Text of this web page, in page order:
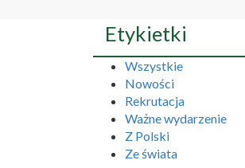
Etykietki
Wszystkie
Nowości
Rekrutacja
Ważne wydarzenie
Z Polski
Ze świata